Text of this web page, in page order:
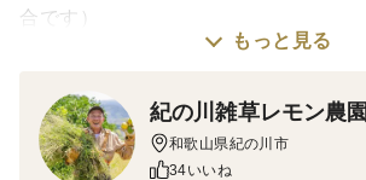
合です）
柚子の品種は多田錦で種が少なく、大
農薬不使用のため斑点や傷が普通にあ
※２㎏箱の場合、概ね約30～40個入っ
もっと見る
紀の川雑草レモン農
和歌山県紀の川市
34いいね